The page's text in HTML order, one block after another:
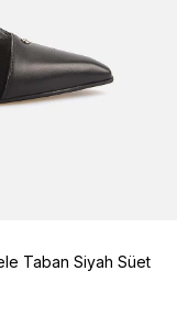
Taban Siyah Süet